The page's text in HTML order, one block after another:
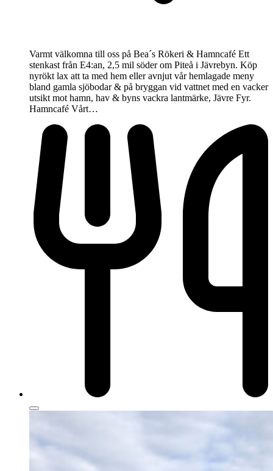
Varmt välkomna till oss på Bea´s Rökeri & Hamncafé Ett
stenkast från E4:an, 2,5 mil söder om Piteå i Jävrebyn. Köp
nyrökt lax att ta med hem eller avnjut vår hemlagade meny
bland gamla sjöbodar & på bryggan vid vattnet med en vacker
utsikt mot hamn, hav & byns vackra lantmärke, Jävre Fyr.
Hamncafé Vårt…